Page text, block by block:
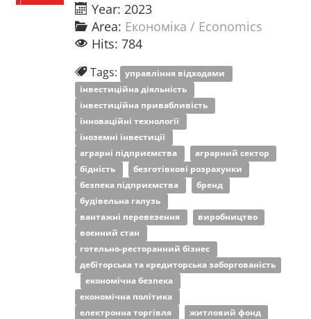
Year: 2023
Area: Економіка / Economics
Hits: 784
Tags: управління відходами
інвестиційна діяльність
інвестиційна привабливість
інноваційні технології
іноземні інвестиції
аграрні підприємства
аграрний сектор
бідність
безготівкові розрахунки
безпека підприємства
бренд
будівельна галузь
вантажні перевезення
виробництво
воєнний стан
готельно-ресторанний бізнес
дебіторська та кредиторська заборгованість
економічна безпека
економічна політика
електронна торгівля
житловий фонд